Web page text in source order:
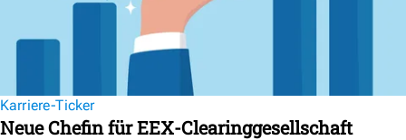
Karriere-Ticker
Neue Chefin für EEX-Clearinggesellschaft